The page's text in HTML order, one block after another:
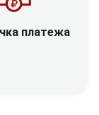
платежа